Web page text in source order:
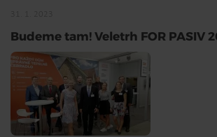
Budeme tam! Veletrh FOR PASIV